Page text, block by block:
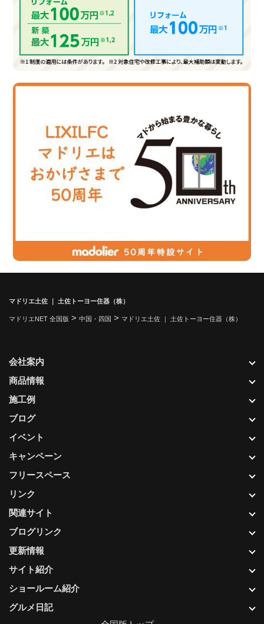
マドリエ土佐 ｜ 土佐トーヨー住器（株）
マドリエNET 全国版 > 中国・四国 > マドリエ土佐 ｜ 土佐トーヨー住器（株）
更新情報
サイト紹介
ショールーム紹介
グルメ日記
会社案内
商品情報
施工例
ブログ
イベント
キャンペーン
フリースペース
リンク
関連サイト
ブログリンク